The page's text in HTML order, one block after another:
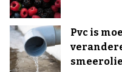
Pvc is
smeerolie